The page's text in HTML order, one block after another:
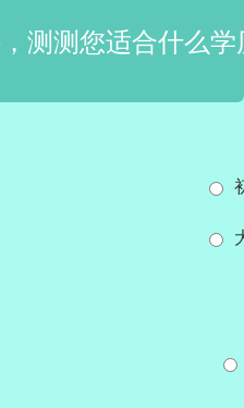
测测您适合什么